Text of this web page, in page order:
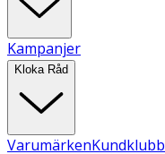
Kampanjer
Kloka Råd
VarumärkenKundklubb